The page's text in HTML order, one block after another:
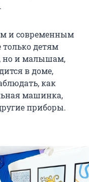
и современным
только детям
но и малышам,
в доме,
как
машинка,
приборы.